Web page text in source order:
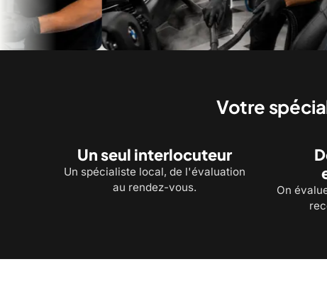
Votre
Un seul interlocuteur
Un spécialiste local, de l'évaluation
au rendez-vous.
On